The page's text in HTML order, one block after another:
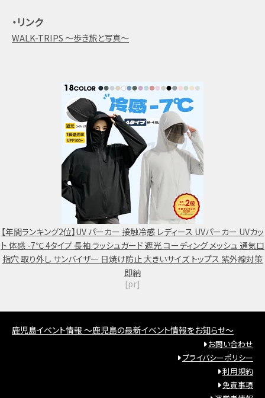
・リンク
WALK-TRIPS ～歩き旅と写真～
【年間ランキング2位】UV パーカー 接触冷感 レディース UVパーカー UVカッ
ト 体感 -7℃ 4タイプ 長袖 ラッシュガード 遮光 コーディング メッシュ 通気口
指穴 取り外し サンバイザー 日焼け防止 大きいサイズ トップス 紫外線対策
即納
[pr]
鹿児島イベント情報 ～鹿児島の最新イベント情報をお知らせ～
お問い合わせ
プライバシーポリシー
利用規約
免責事項